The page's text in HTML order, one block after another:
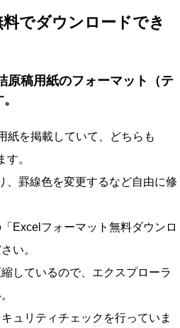
でダウンロードでき
原稿用紙のフォーマット（テ
紙を掲載していて、どちらも
。
、罫線色を変更するなど自由に修
Excelフォーマット無料ダウンロ
い。
しているので、エクスプローラ
ュリティチェックを行っていま